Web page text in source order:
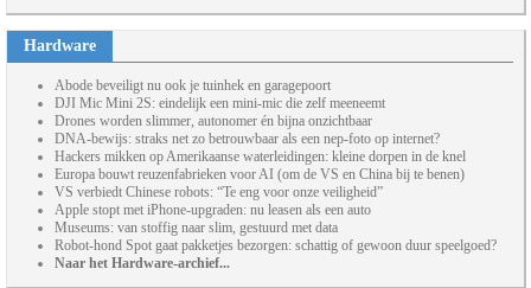
Hardware
Abode beveiligt nu ook je tuinhek en garagepoort
DJI Mic Mini 2S: eindelijk een mini-mic die zelf meeneemt
Drones worden slimmer, autonomer én bijna onzichtbaar
DNA-bewijs: straks net zo betrouwbaar als een nep-foto op internet?
Hackers mikken op Amerikaanse waterleidingen: kleine dorpen in de knel
Europa bouwt reuzenfabrieken voor AI (om de VS en China bij te benen)
VS verbiedt Chinese robots: “Te eng voor onze veiligheid”
Apple stopt met iPhone-upgraden: nu leasen als een auto
Museums: van stoffig naar slim, gestuurd met data
Robot-hond Spot gaat pakketjes bezorgen: schattig of gewoon duur speelgoed?
Naar het Hardware-archief...